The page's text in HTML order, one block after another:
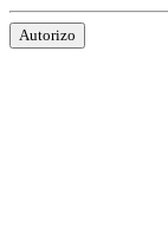
Autorizo